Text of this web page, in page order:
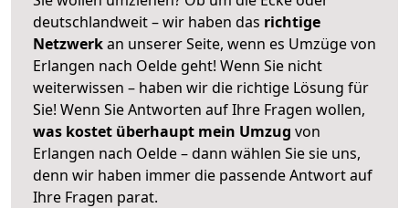
deutschlandweit – wir haben das richtige
Netzwerkan unserer Seite, wenn es Umzüge von
Erlangen nach Oelde geht! Wenn Sie nicht
weiterwissen – haben wir die richtige Lösung für
Sie! Wenn Sie Antworten auf Ihre Fragen wollen,
was kostet überhaupt mein Umzug von
Erlangen nach Oelde – dann wählen Sie sie uns,
denn wir haben immer die passende Antwort auf
Ihre Fragen parat.